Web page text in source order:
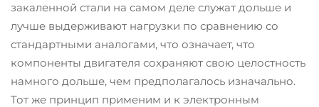
закаленной стали на самом деле служат дольше и
лучше выдерживают нагрузки по сравнению со
стандартными аналогами, что означает, что
компоненты двигателя сохраняют свою целостность
намного дольше, чем предполагалось изначально.
Тот же принцип применим и к электронным